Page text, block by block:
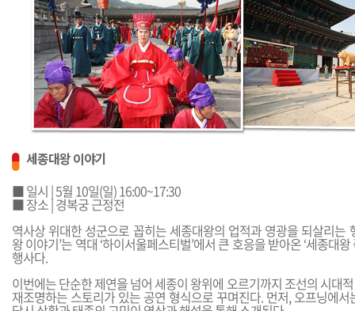
세종대왕 이야기
■ 일시 | 5월 10일(일) 16:00~17:30
■ 장소 | 경복궁 근정전
역사상 위대한 성군으로 꼽히는 세종대왕의 업적과 영광을 되살리는
왕 이야기’는 역대 ‘하이서울페스티벌’에서 큰 호응을 받아온 ‘세종대
행사다.
이번에는 단순한 제연을 넘어 세종이 왕위에 오르기까지 조선의 시대
재조명하는 스토리가 있는 공연 형식으로 꾸며진다. 먼저, 오프닝에